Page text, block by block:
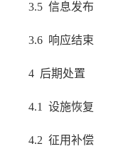
3.5 信息发布
3.6 响应结束
4 后期处置
4.1 设施恢复
4.2 征用补偿